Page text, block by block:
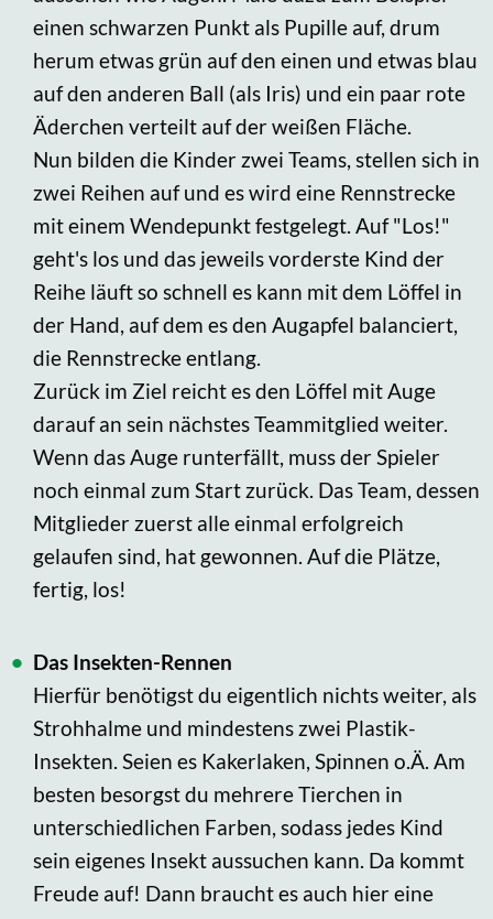
einen schwarzen Punkt als Pupille auf, drum
herum etwas grün auf den einen und etwas blau
auf den anderen Ball (als Iris) und ein paar rote
Äderchen verteilt auf der weißen Fläche.
Nun bilden die Kinder zwei Teams, stellen sich in
zwei Reihen auf und es wird eine Rennstrecke
mit einem Wendepunkt festgelegt. Auf "Los!"
geht's los und das jeweils vorderste Kind der
Reihe läuft so schnell es kann mit dem Löffel in
der Hand, auf dem es den Augapfel balanciert,
die Rennstrecke entlang.
Zurück im Ziel reicht es den Löffel mit Auge
darauf an sein nächstes Teammitglied weiter.
Wenn das Auge runterfällt, muss der Spieler
noch einmal zum Start zurück. Das Team, dessen
Mitglieder zuerst alle einmal erfolgreich
gelaufen sind, hat gewonnen. Auf die Plätze,
fertig, los!
Das Insekten-Rennen
Hierfür benötigst du eigentlich nichts weiter, als
Strohhalme und mindestens zwei Plastik-
Insekten. Seien es Kakerlaken, Spinnen o.Ä. Am
besten besorgst du mehrere Tierchen in
unterschiedlichen Farben, sodass jedes Kind
sein eigenes Insekt aussuchen kann. Da kommt
Freude auf! Dann braucht es auch hier eine